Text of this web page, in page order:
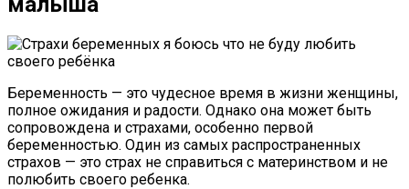
Беременность — это чудесное время в жизни женщины,
полное ожидания и радости. Однако она может быть
сопровождена и страхами, особенно первой
беременностью. Один из самых распространенных
страхов — это страх не справиться с материнством и не
полюбить своего ребенка.